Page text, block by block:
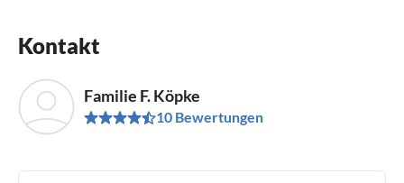
Kontakt
Familie F. Köpke
10 Bewertungen